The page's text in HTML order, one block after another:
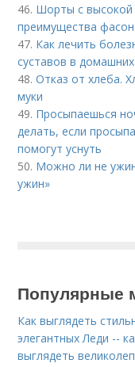
46. Шорты с высокой
преимущества
47. Как лечить
суставов в
48.Отказ от хлеба.
муки
49. Просыпаешься
делать, если
помогут уснуть
50. Можно ли не
ужин»
Популярные
Как выглядеть
элегантных Леди --
выглядеть